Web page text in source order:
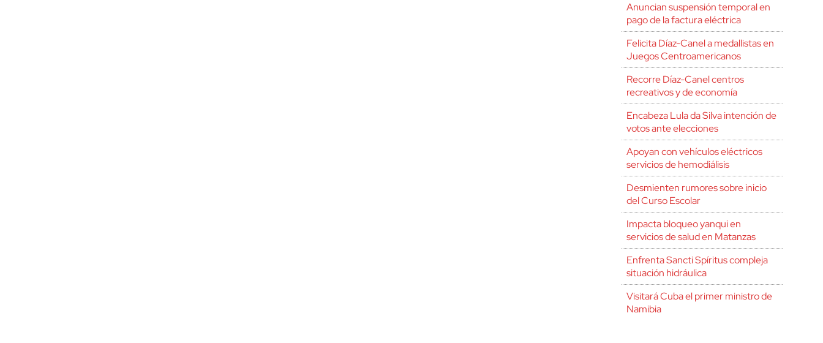
Anuncian suspensión temporal en
pago de la factura eléctrica
Felicita Díaz-Canel a medallistas en
Juegos Centroamericanos
Recorre Díaz-Canel centros
recreativos y de economía
Encabeza Lula da Silva intención de
votos ante elecciones
Apoyan con vehículos eléctricos
servicios de hemodiálisis
Desmienten rumores sobre inicio
del Curso Escolar
Impacta bloqueo yanqui en
servicios de salud en Matanzas
Enfrenta Sancti Spíritus compleja
situación hidráulica
Visitará Cuba el primer ministro de
Namibia